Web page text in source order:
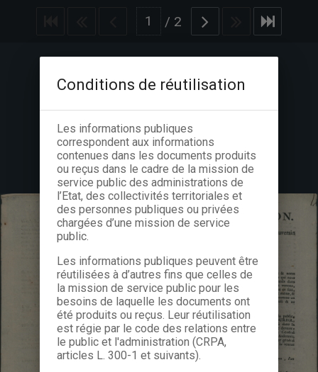
/ 2
Conditions de réutilisation
Les informations publiques
correspondent aux informations
contenues dans les documents produits
ou reçus dans le cadre de la mission de
service public des administrations de
l’Etat, des collectivités territoriales et
des personnes publiques ou privées
chargées d’une mission de service
public.
Les informations publiques peuvent être
réutilisées à d’autres fins que celles de
la mission de service public pour les
besoins de laquelle les documents ont
été produits ou reçus. Leur réutilisation
est régie par le code des relations entre
le public et l'administration (CRPA,
articles L. 300-1 et suivants).